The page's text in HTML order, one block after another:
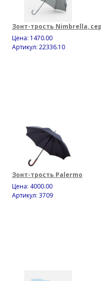
Зонт-трость Nimbrella,
Цена: 1470.00
Артикул: 22336.10
Зонт-трость Palermo
Цена: 4000.00
Артикул: 3709